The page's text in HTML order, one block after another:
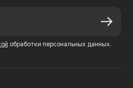
обработки персональных данных.